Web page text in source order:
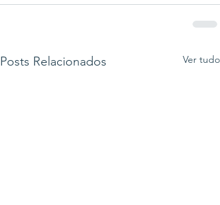
Posts Relacionados Ver tudo